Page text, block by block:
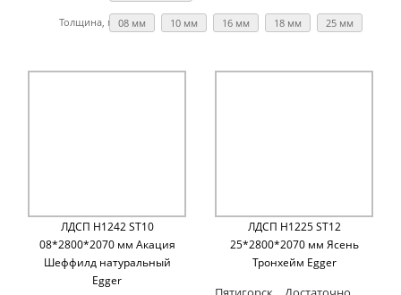
Толщина, мм:08 мм 10 мм 16 мм 18 мм 25 мм
ЛДСП H1242 ST10
08*2800*2070 мм Акация
Шеффилд натуральный
Egger
ЛДСП H1225 ST12
25*2800*2070 мм Ясень
Тронхейм Egger